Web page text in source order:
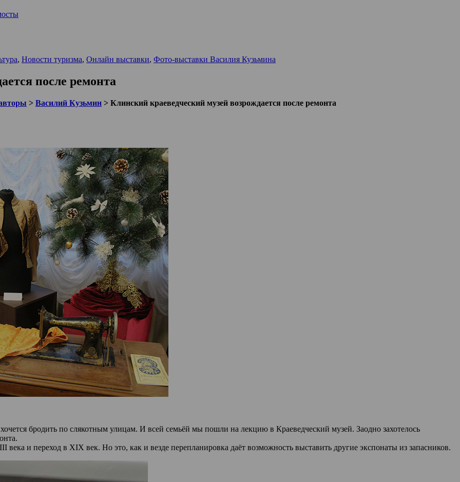
, Новости туризма, Онлайн выставки, Фото-выставки Василия Кузьмина
после ремонта
> Василий Кузьмин > Клинский краеведческий музей возрождается после ремонта
бродить по слякотным улицам. И всей семьёй мы пошли на лекцию в Краеведческий музей. Заодно захотелось
века и переход в XIX век. Но это, как и везде перепланировка даёт возможность выставить другие экспонаты из запасников.